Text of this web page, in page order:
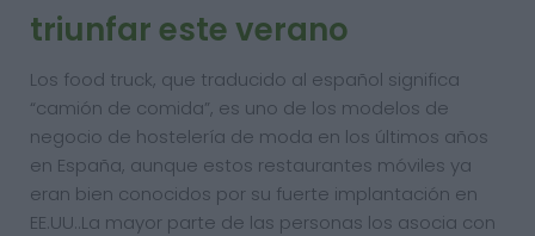
triunfar este verano
Los food truck, que traducido al español significa
“camión de comida”, es uno de los modelos de
negocio de hostelería de moda en los últimos años
en España, aunque estos restaurantes móviles ya
eran bien conocidos por su fuerte implantación en
EE.UU..La mayor parte de las personas los asocia con